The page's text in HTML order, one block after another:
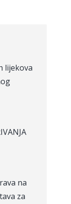
lijekova
na
za